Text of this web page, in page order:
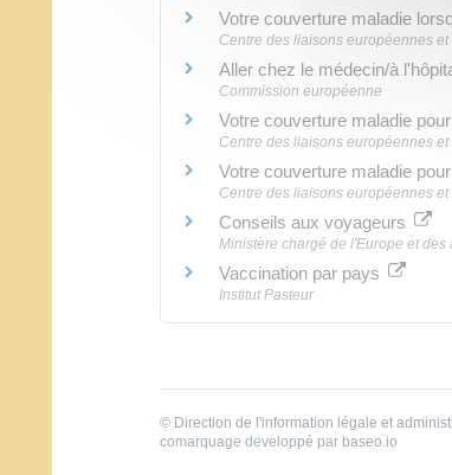
Votre couverture maladie
Centre des liaisons européennes
Aller chez le médecin/à
Commission européenne
Votre couverture maladie
Centre des liaisons européennes
Votre couverture maladie
Centre des liaisons européennes
Conseils aux voyageurs
Ministère chargé de l'Europe et des
Vaccination par pays
Institut Pasteur
© Direction de l'information légale et
comarquage developpé par baseo.io